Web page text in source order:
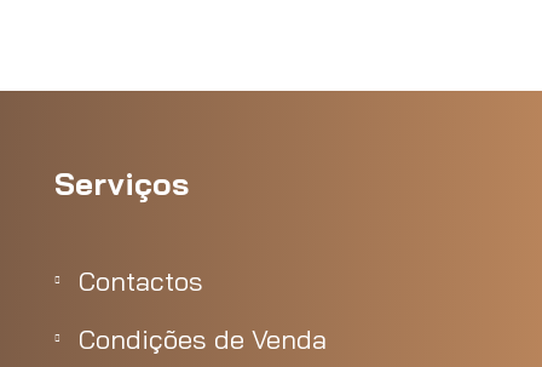
Serviços
Contactos
Condições de Venda